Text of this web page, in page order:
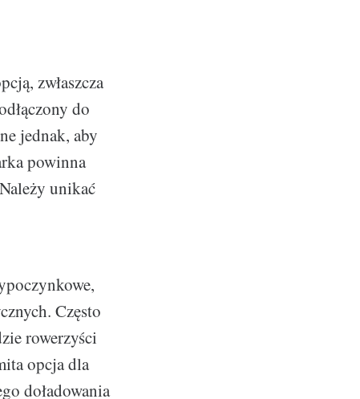
zwłaszcza
do
jednak, aby
powinna
unikać
Często
rowerzyści
opcja dla
doładowania